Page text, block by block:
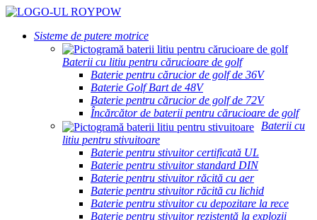
Sisteme de putere motrice
Baterii cu litiu pentru cărucioare de golf
Baterie pentru cărucior de golf de 36V
Baterie Golf Bart de 48V
Baterie pentru cărucior de golf de 72V
Încărcător de baterii pentru cărucioare de golf
Baterii cu
litiu pentru stivuitoare
Baterie pentru stivuitor certificată UL
Baterie pentru stivuitor standard DIN
Baterie pentru stivuitor răcită cu aer
Baterie pentru stivuitor răcită cu lichid
Baterie pentru stivuitor cu depozitare la rece
Baterie pentru stivuitor rezistentă la explozii